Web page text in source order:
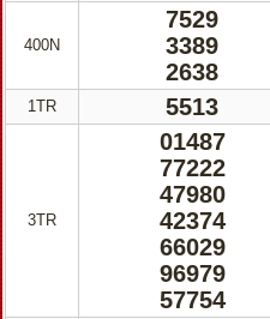
400N
1TR
3TR
7529
3389
2638
5513
01487
77222
47980
42374
66029
96979
57754